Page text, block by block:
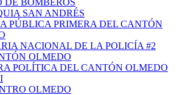
DE BOMBEROS
SAN ANDRÉS
PÚBLICA PRIMERA DEL CANTÓN
NACIONAL DE LA POLICÍA #2
OLMEDO
POLÍTICA DEL CANTÓN OLMEDO
OLMEDO